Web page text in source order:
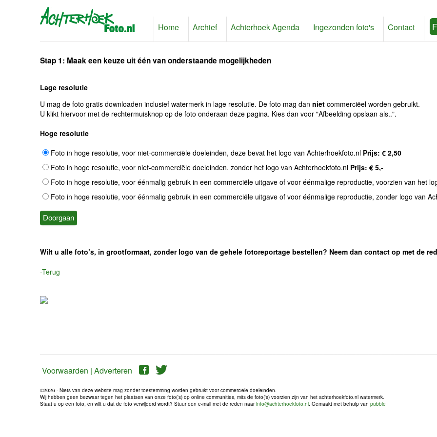
Home Archief Achterhoek Agenda Ingezonden foto's Contact
Stap 1: Maak een keuze uit één van onderstaande mogelijkheden
Lage resolutie
U mag de foto gratis downloaden inclusief watermerk in lage resolutie. De foto mag dan niet commerciëel worden gebruikt.
U klikt hiervoor met de rechtermuisknop op de foto onderaan deze pagina. Kies dan voor "Afbeelding opslaan als..".
Hoge resolutie
Foto in hoge resolutie, voor niet-commerciële doeleinden, deze bevat het logo van Achterhoekfoto.nl Prijs: € 2,50
Foto in hoge resolutie, voor niet-commerciële doeleinden, zonder het logo van Achterhoekfoto.nl Prijs: € 5,-
Foto in hoge resolutie, voor éénmalig gebruik in een commerciële uitgave of voor éénmalige reproductie, voorzien van het
Foto in hoge resolutie, voor éénmalig gebruik in een commerciële uitgave of voor éénmalige reproductie, zonder logo van
Wilt u alle foto’s, in grootformaat, zonder logo van de gehele fotoreportage bestellen? Neem dan contact op met de
-Terug
Voorwaarden | Adverteren
©2026 - Niets van deze website mag zonder toestemming worden gebruikt voor commerciële doeleinden.
Wij hebben geen bezwaar tegen het plaatsen van onze foto('s) op online communities, mits de foto('s) voorzien zijn van het achterhoekfoto.nl watermerk.
Staat u op een foto, en wilt u dat de foto verwijderd wordt? Stuur een e-mail met de reden naarinfo@achterhoekfoto.nl. Gemaakt met behulp van pubble